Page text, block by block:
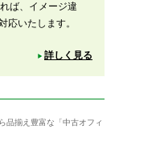
ば、イメージ違
応いたします。
詳しく見る
品揃え豊富な「中古オフィ